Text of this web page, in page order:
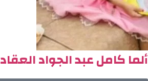
ألما كامل عبد الجواد العقاد